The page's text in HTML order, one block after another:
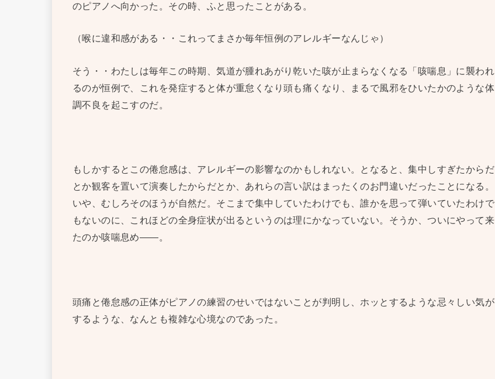
のピアノへ向かった。その時、ふと思ったことがある。
（喉に違和感がある・・これってまさか毎年恒例のアレルギーなんじゃ）
そう・・わたしは毎年この時期、気道が腫れあがり乾いた咳が止まらなくなる「咳喘息」に襲われ
るのが恒例で、これを発症すると体が重怠くなり頭も痛くなり、まるで風邪をひいたかのような体
調不良を起こすのだ。
もしかするとこの倦怠感は、アレルギーの影響なのかもしれない。となると、集中しすぎたからだ
とか観客を置いて演奏したからだとか、あれらの言い訳はまったくのお門違いだったことになる。
いや、むしろそのほうが自然だ。そこまで集中していたわけでも、誰かを思って弾いていたわけで
もないのに、これほどの全身症状が出るというのは理にかなっていない。そうか、ついにやって来
たのか咳喘息め——。
頭痛と倦怠感の正体がピアノの練習のせいではないことが判明し、ホッとするような忌々しい気が
するような、なんとも複雑な心境なのであった。